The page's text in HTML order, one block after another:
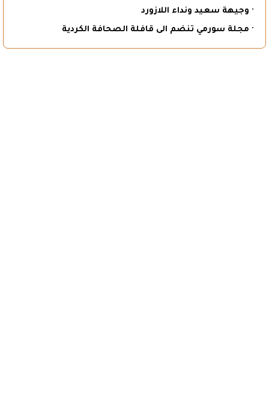
· وجيهة سعيد ونداء اللازورد
· مجلة سورمي تنضم الى قافلة الصحافة الكردية